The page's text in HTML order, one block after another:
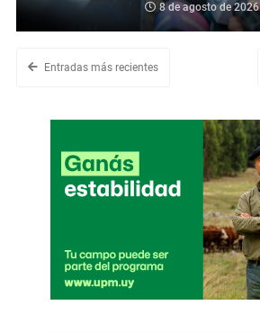
8 de agosto de 2026
Entradas más recientes